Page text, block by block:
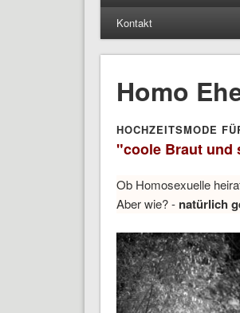
Kontakt
Homo
HOCHZEITSMODE
"coole Braut und
Ob Homosexuelle
Aber wie? - natürlich